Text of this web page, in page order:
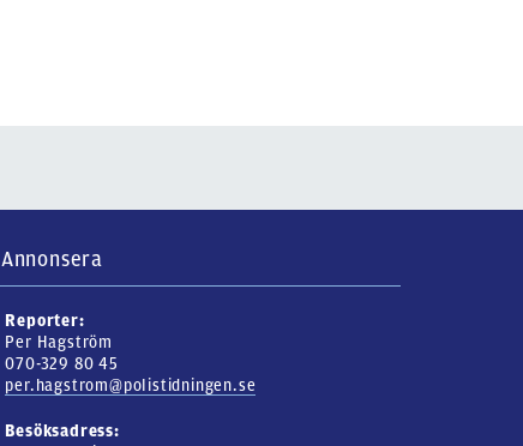
Annonsera
Reporter:
Per Hagström
070-329 80 45
per.hagstrom@polistidningen.se
Besöksadress: